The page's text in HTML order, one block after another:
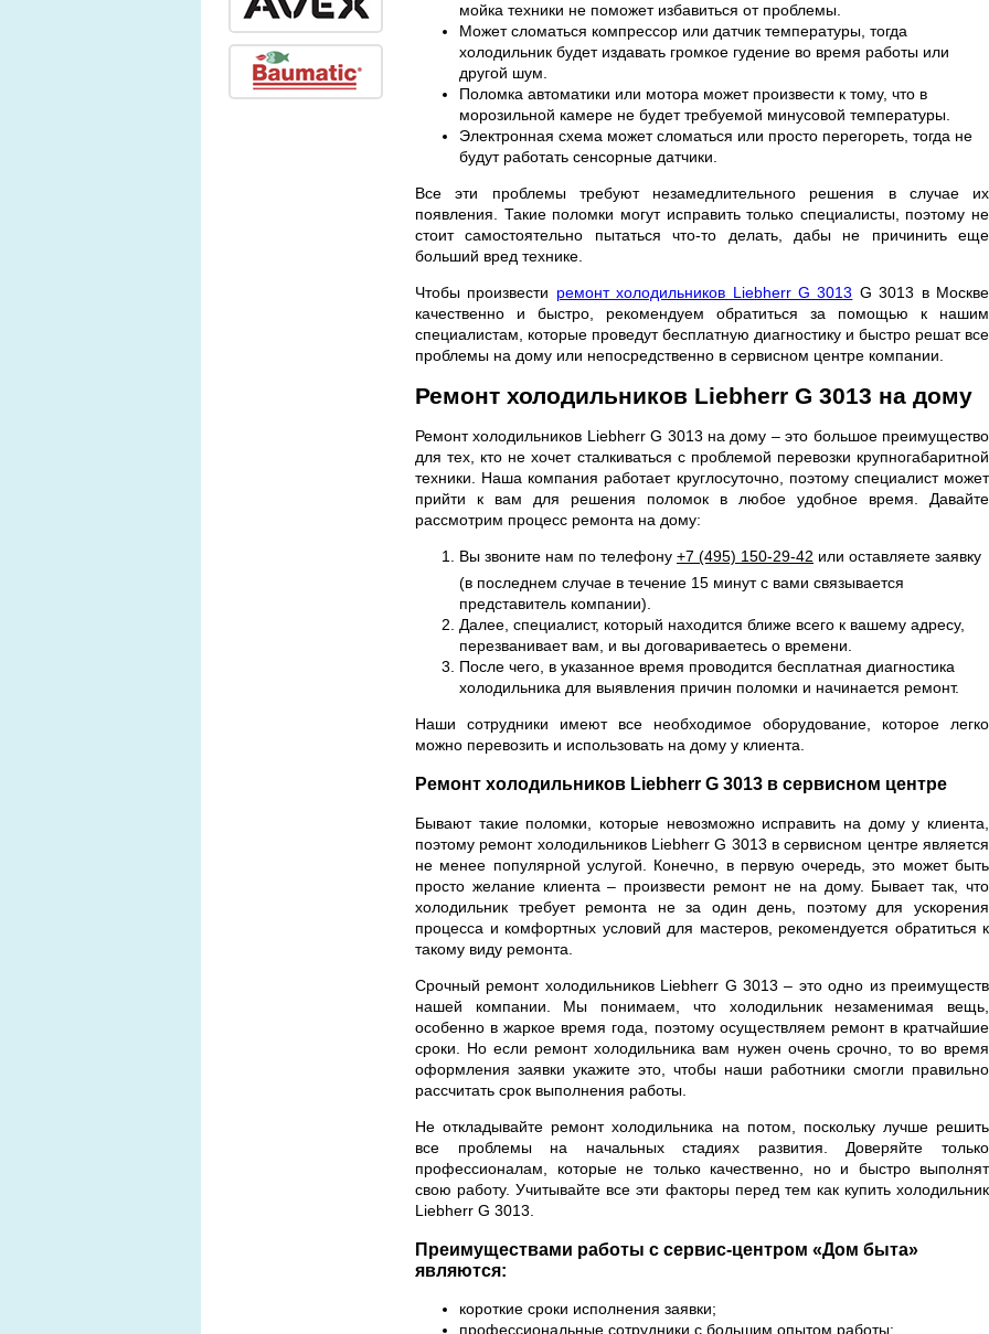
мойка техники не поможет избавиться от проблемы.
Может сломаться компрессор или датчик температуры, тогда
холодильник будет издавать громкое гудение во время работы или
другой шум.
Поломка автоматики или мотора может произвести к тому, что в
морозильной камере не будет требуемой минусовой температуры.
Электронная схема может сломаться или просто перегореть, тогда не
будут работать сенсорные датчики.
Все эти проблемы требуют незамедлительного решения в случае их
появления. Такие поломки могут исправить только специалисты, поэтому не
стоит самостоятельно пытаться что-то делать, дабы не причинить еще
больший вред технике.
Чтобы произвести ремонт холодильников Liebherr G 3013 G 3013 в Москве
качественно и быстро, рекомендуем обратиться за помощью к нашим
специалистам, которые проведут бесплатную диагностику и быстро решат все
проблемы на дому или непосредственно в сервисном центре компании.
Ремонт холодильников Liebherr G 3013 на дому
Ремонт холодильников Liebherr G 3013 на дому – это большое преимущество
для тех, кто не хочет сталкиваться с проблемой перевозки крупногабаритной
техники. Наша компания работает круглосуточно, поэтому специалист может
прийти к вам для решения поломок в любое удобное время. Давайте
рассмотрим процесс ремонта на дому:
Вы звоните нам по телефону +7 (495) 150-29-42 или оставляете заявку
(в последнем случае в течение 15 минут с вами связывается
представитель компании).
Далее, специалист, который находится ближе всего к вашему адресу,
перезванивает вам, и вы договариваетесь о времени.
После чего, в указанное время проводится бесплатная диагностика
холодильника для выявления причин поломки и начинается ремонт.
Наши сотрудники имеют все необходимое оборудование, которое легко
можно перевозить и использовать на дому у клиента.
Ремонт холодильников Liebherr G 3013 в сервисном центре
Бывают такие поломки, которые невозможно исправить на дому у клиента,
поэтому ремонт холодильников Liebherr G 3013 в сервисном центре является
не менее популярной услугой. Конечно, в первую очередь, это может быть
просто желание клиента – произвести ремонт не на дому. Бывает так, что
холодильник требует ремонта не за один день, поэтому для ускорения
процесса и комфортных условий для мастеров, рекомендуется обратиться к
такому виду ремонта.
Срочный ремонт холодильников Liebherr G 3013 – это одно из преимуществ
нашей компании. Мы понимаем, что холодильник незаменимая вещь,
особенно в жаркое время года, поэтому осуществляем ремонт в кратчайшие
сроки. Но если ремонт холодильника вам нужен очень срочно, то во время
оформления заявки укажите это, чтобы наши работники смогли правильно
рассчитать срок выполнения работы.
Не откладывайте ремонт холодильника на потом, поскольку лучше решить
все проблемы на начальных стадиях развития. Доверяйте только
профессионалам, которые не только качественно, но и быстро выполнят
свою работу. Учитывайте все эти факторы перед тем как купить холодильник
Liebherr G 3013.
Преимуществами работы с сервис-центром «Дом быта»
являются:
короткие сроки исполнения заявки;
профессиональные сотрудники с большим опытом работы;